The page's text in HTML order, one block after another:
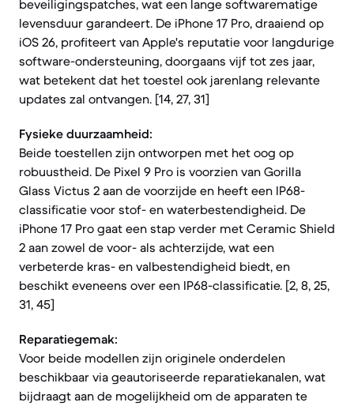
beveiligingspatches, wat een lange softwarematige
levensduur garandeert. De iPhone 17 Pro, draaiend op
iOS 26, profiteert van Apple's reputatie voor langdurige
software-ondersteuning, doorgaans vijf tot zes jaar,
wat betekent dat het toestel ook jarenlang relevante
updates zal ontvangen. [14, 27, 31]
Fysieke duurzaamheid:
Beide toestellen zijn ontworpen met het oog op
robuustheid. De Pixel 9 Pro is voorzien van Gorilla
Glass Victus 2 aan de voorzijde en heeft een IP68-
classificatie voor stof- en waterbestendigheid. De
iPhone 17 Pro gaat een stap verder met Ceramic Shield
2 aan zowel de voor- als achterzijde, wat een
verbeterde kras- en valbestendigheid biedt, en
beschikt eveneens over een IP68-classificatie. [2, 8, 25,
31, 45]
Reparatiegemak:
Voor beide modellen zijn originele onderdelen
beschikbaar via geautoriseerde reparatiekanalen, wat
bijdraagt aan de mogelijkheid om de apparaten te